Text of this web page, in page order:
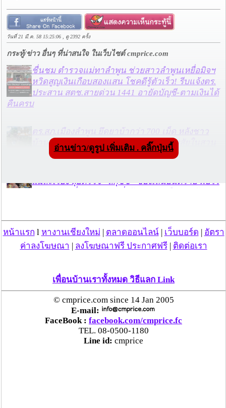
วันที่ 21 มี.ค. 58 15:25:06 , ดู 2392 ครั้ง
กระทู้/ข่าว อื่นๆ ที่น่าสนใจ ในเว็บไซต์ cmprice.com
ชื่นชม ตำรวจแม่ทาลำพูน ช่วยสาวลำพูนเหยื่อมิจฯ
หวิดสูญเงินเกือบสองแสน โชคดีรู้ตัวเร็ว! รีบแจ้งตร.
ประสาน สตช.สายด่วน 1441 อายัดบัญชี-ตามเงินได้
คืนครบ
ตร.สภ.เมืองลำพูน ยึดยาบ้ากว่า 700 เม็ด หลังชาว
บ้านแจ้งพบถุงพลาสติกพันเทปสีดำต้องสงสัยในสวน
ลำไย
แม่สะเรียง ลุยตรวจ “สกุชชี่“ ของเล่นอันตราย พบไร้
“ลาว” ส่ง “24 คนไทย” กลับประเทศผ่านด่าน
เชียงของ เพื่อดำเนินการตามกฎหมาย พบส่วนใหญ่มี
เอี่ยวแก๊งคอลเซ็นเตอร์
“ตรีนุช” เปิดตัวระบบ “e-WorkPermit” ลงทะเบียน
แรงงานต่างด้าวออนไลน์ ให้บริการ 24 ชั่วโมงทั่ว
ประเทศ เริ่ม 13 ต.ค. นี้
คพ. เผยผลตรวจคุณภาพน้ำแม่น้ำกก-แม่น้ำสาย-
แม่น้ำรวก-แม่น้ำโขง พื้นที่เชียงใหม่-เชียงราย ครั้งที่
อ่านข่าว/ดูรูป เพิ่มเติม . คลิ๊กปุ่มนี้
หน้าแรก l หางานเชียงใหม่ ตลาดออนไลน์| เว็บบอร์ด
อัตรา
ค่าลงโฆษณา
ลงโฆษณาฟรี ประกาศฟรี| ติดต่อเรา
เพื่อนบ้านเราทั้งหมด วิธีแลก Link
© cmprice.com since 14 Jan 2005
E-mail:
FaceBook : facebook.com/cmprice.fc
TEL. 08-0500-1180
Line id: cmprice